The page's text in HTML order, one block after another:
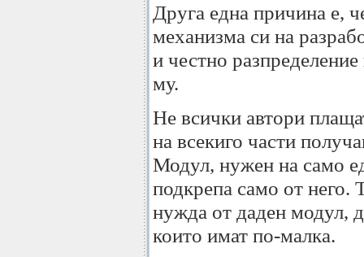
Друга една причина е,
механизма си на
и честно разпределение
му.
Не всички автори
на всекиго части
Модул, нужен на само
подкрепа само от него.
нужда от даден модул,
които имат по-малка.